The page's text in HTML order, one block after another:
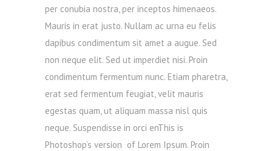
per conubia nostra, per inceptos himenaeos.
Mauris in erat justo. Nullam ac urna eu felis
dapibus condimentum sit amet a augue. Sed
non neque elit. Sed ut imperdiet nisi. Proin
condimentum fermentum nunc. Etiam pharetra,
erat sed fermentum feugiat, velit mauris
egestas quam, ut aliquam massa nisl quis
neque. Suspendisse in orci enThis is
Photoshop’s version of Lorem Ipsum. Proin